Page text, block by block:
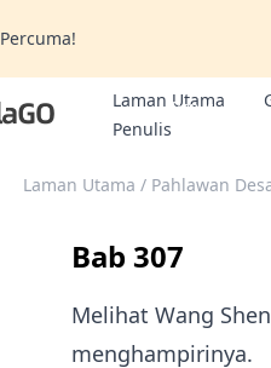
Percuma!
Laman Utama
Penulis
Bonus
Laman Utama / Pahlawan
Bab 307
Melihat Wang
menghampirinya.